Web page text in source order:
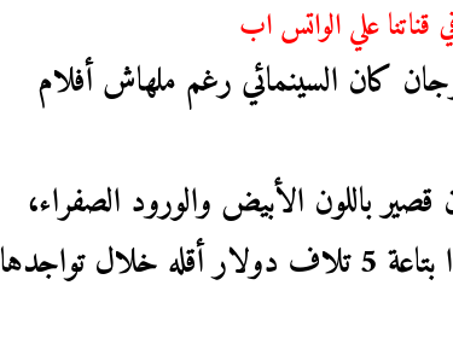
علي الواتس اب
كان السينمائي رغم ملهاش أفلام
باللون الأبيض والورود الصفراء،
من دار “دولتشي آند غابانا”، حاجة كدا بتاعة 5 تلاف دولار أقله خلال تواجدها